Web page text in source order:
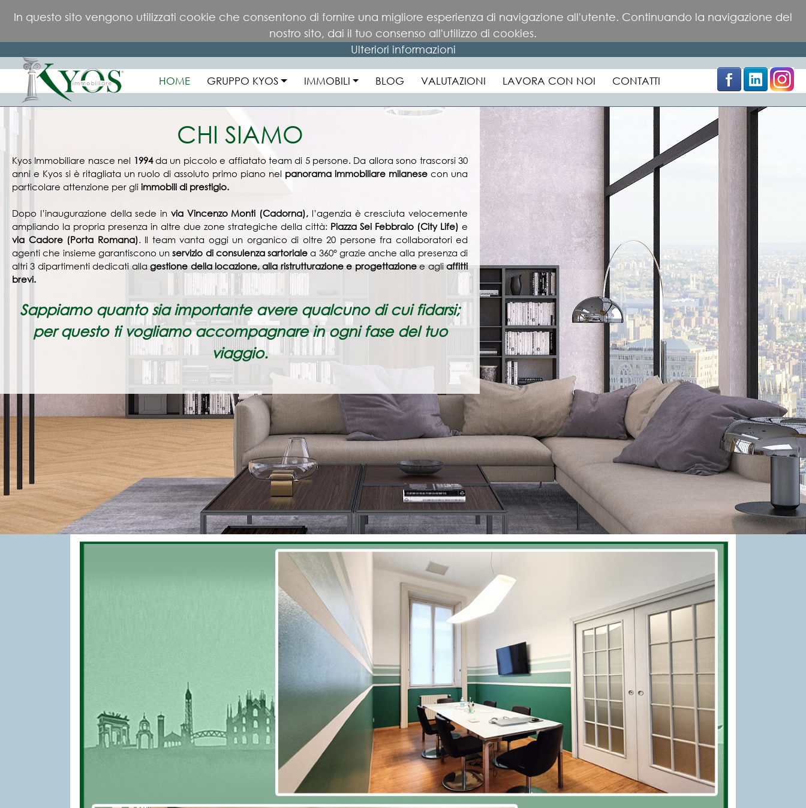
In questo sito vengono utilizzati cookie che consentono di fornire una migliore esperienza di navigazione all'utente. Continuando la navigazione del
nostro sito, dai il tuo consenso all'utilizzo di cookies.
Ulteriori informazioni
HOME GRUPPO KYOS IMMOBILI BLOG VALUTAZIONI LAVORA CON NOI CONTATTI
×
CHI SIAMO
Kyos Immobiliare nasce nel 1994da un piccolo e affiatato team di 5 persone. Da allora sono trascorsi 30
anni e Kyos si è ritagliata un ruolo di assoluto primo piano nel panorama immobiliare milanese con una
particolare attenzione per gli immobili di prestigio.
Dopo l’inaugurazione della sede in via Vincenzo Monti (Cadorna), l’agenzia è cresciuta velocemente
ampliando la propria presenza in altre due zone strategiche della città: Piazza Sei Febbraio (City Life) e
via Cadore (Porta Romana) . Il team vanta oggi un organico di oltre 20 persone fra collaboratori ed
agenti che insieme garantiscono unservizio di consulenza sartoriale a 360° grazie anche alla presenza di
altri 3 dipartimenti dedicati allagestione della locazione, alla ristrutturazione e progettazionee agliaffitti
brevi.
Sappiamo quanto sia importante avere qualcuno di cui fidarsi;
per questo ti vogliamo accompagnare in ogni fase del tuo
viaggio.